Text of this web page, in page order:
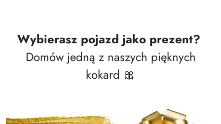
Wybierasz pojazd jako prezent?
Domów jedną z naszych pięknych
kokard 🎀